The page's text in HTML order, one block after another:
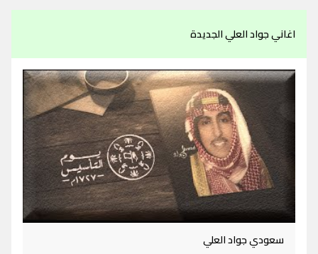
اغاني جواد العلي الجديدة
سعودي جواد العلي